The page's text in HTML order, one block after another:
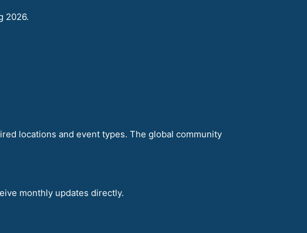
2026.
locations and event types. The global community
monthly updates directly.